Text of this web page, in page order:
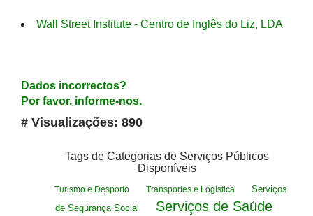
Wall Street Institute - Centro de Inglês do Liz, LDA
Dados incorrectos?
Por favor, informe-nos.
# Visualizações: 890
Tags de Categorias de Serviços Públicos
Disponíveis
Turismo e Desporto Transportes e Logística
Serviços
de Segurança Social
Serviços de Saúde